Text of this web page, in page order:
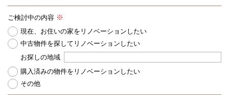
ご検討中の内容
現在、お住いの家をリノベーションしたい
中古物件を探してリノベーションしたい
お探しの地域
購入済みの物件をリノベーションしたい
その他